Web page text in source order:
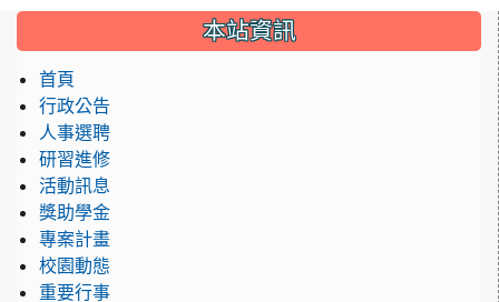
::: 本站資訊
首頁
行政公告
人事選聘
研習進修
活動訊息
獎助學金
專案計畫
校園動態
重要行事